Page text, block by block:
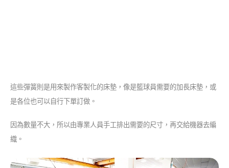
這些彈簧則是用來製作客製化的床墊，像是籃球員需要的加長床墊，或
是各位也可以自行下單訂做。
因為數量不大，所以由專業人員手工排出需要的尺寸，再交給機器去編
織。